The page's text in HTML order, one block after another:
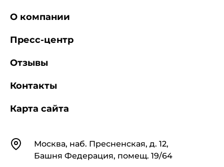
КонтактыМосква, наб. Пресненская, д. 12,
Башня Федерация, помещ. 19/64
О компании
Пресс-центр
Отзывы
Контакты
Карта сайта